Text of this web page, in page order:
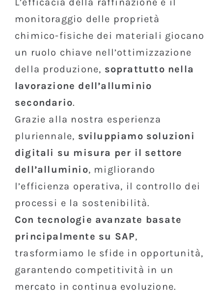
monitoraggio delle proprietà
chimico-fisiche dei materiali giocano
un ruolo chiave nell’ottimizzazione
della produzione, soprattutto nella
lavorazione dell’alluminio
secondario.
Grazie alla nostra esperienza
pluriennale, sviluppiamo soluzioni
digitali su misura per il settore
dell’alluminio, migliorando
l’efficienza operativa, il controllo dei
processi e la sostenibilità.
Con tecnologie avanzate basate
principalmente su SAP,
trasformiamo le sfide in opportunità,
garantendo competitività in un
mercato in continua evoluzione.